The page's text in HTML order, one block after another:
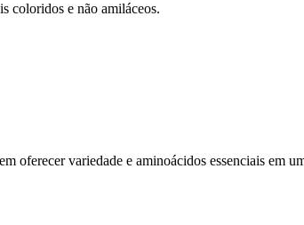
coloridos e não amiláceos.
oferecer variedade e aminoácidos essenciais em